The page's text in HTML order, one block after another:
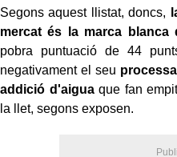
Segons aquest llistat, doncs,
mercat és la marca blanca
pobra puntuació de 44
negativament el seu
addició d'aiguaque fan
la llet, segons exposen.